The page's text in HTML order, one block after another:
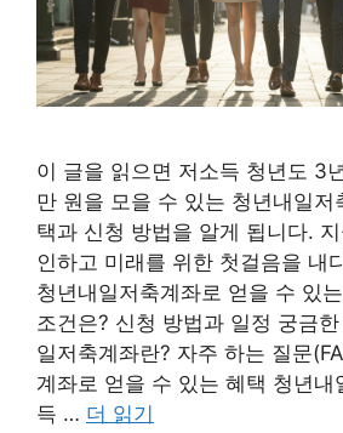
이 글을 읽으면 저소득 청년도 3
만 원을 모을 수 있는 청년내일저
택과 신청 방법을 알게 됩니다.
인하고 미래를 위한 첫걸음을 내
청년내일저축계좌로 얻을 수 있
조건은? 신청 방법과 일정 궁금
일저축계좌란? 자주 하는 질문
계좌로 얻을 수 있는 혜택 청년내
득 … 더 읽기